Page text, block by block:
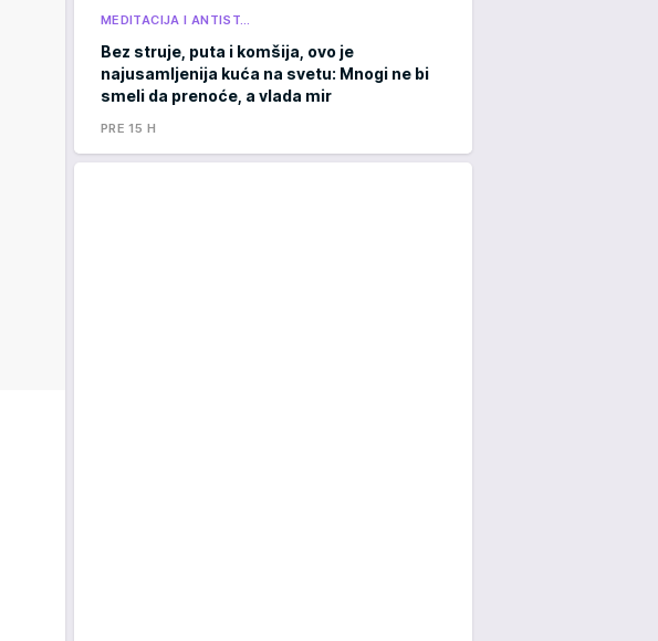
MEDITACIJA I ANTIST…
Bez struje, puta i komšija, ovo je
najusamljenija kuća na svetu: Mnogi ne bi
smeli da prenoće, a vlada mir
PRE 15 H